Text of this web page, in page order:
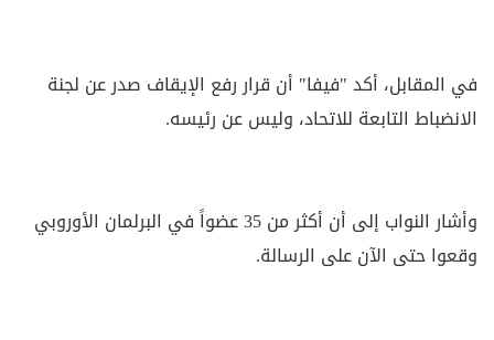
في المقابل، أكد "فيفا" أن قرار رفع الإيقاف صدر عن لجنة
الانضباط التابعة للاتحاد، وليس عن رئيسه.
وأشار النواب إلى أن أكثر من 35 عضواً في البرلمان الأوروبي
وقعوا حتى الآن على الرسالة.